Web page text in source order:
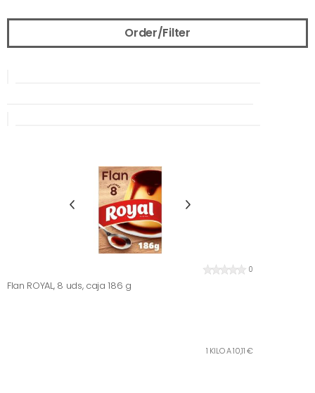
Order/Filter
0
Flan ROYAL, 8 uds, caja 186 g
1 KILO A 10,11 €